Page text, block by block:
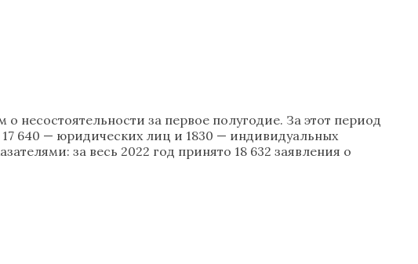
несостоятельности за первое полугодие. За этот период
640 — юридических лиц и 1830 — индивидуальных
за весь 2022 год принято 18 632 заявления о